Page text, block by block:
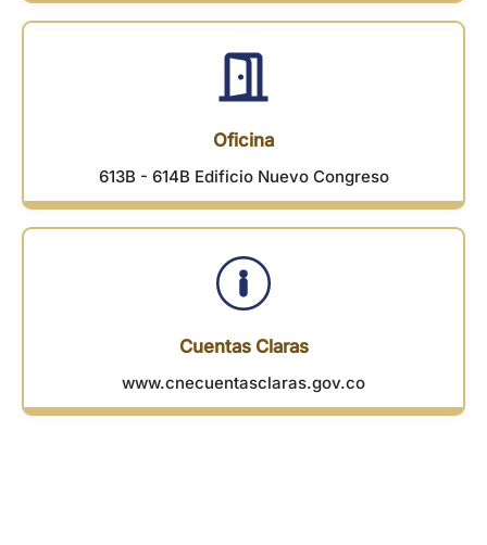
Oficina
613B - 614B Edificio Nuevo Congreso
Cuentas Claras
www.cnecuentasclaras.gov.co